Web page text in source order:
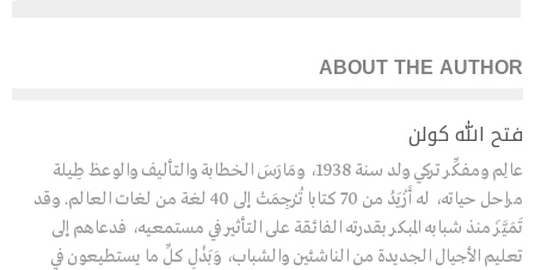
ABOUT THE AUTHOR
فتح الله كولن
عالِم ومفكِّر تركي ولد سنة 1938، ومَارَسَ الخطابة والتأليف والوعظ طِيلة
مراحل حياته، له أَزْيَدُ من 70 كتابا تُرْجِمَتْ إلى 40 لغة من لغات العالم. وقد
تَمَيَّزَ منذ شبابه المبكر بقدرته الفائقة على التأثير في مستمعيه، فدعاهم إلى
تعليم الأجيال الجديدة من الناشئين والشباب، وَبَذْلِ كلِّ ما يستطيعون في